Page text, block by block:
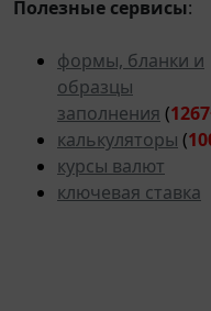
Полезные сервисы:
формы, бланки и
образцы
заполнения (
калькуляторы (
курсы валют
ключевая ставка